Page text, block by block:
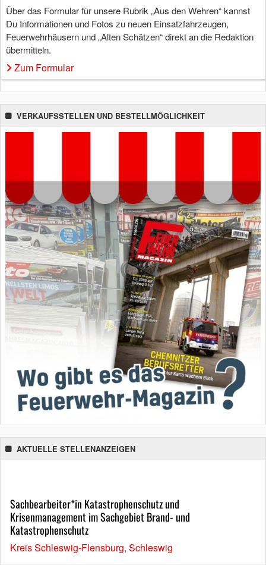
Über das Formular für unsere Rubrik „Aus den Wehren“ kannst
Du Informationen und Fotos zu neuen Einsatzfahrzeugen,
Feuerwehrhäusern und „Alten Schätzen“ direkt an die Redaktion
übermitteln.
Zum Formular
VERKAUFSSTELLEN UND BESTELLMÖGLICHKEIT
AKTUELLE STELLENANZEIGEN
Sachbearbeiter*in Katastrophenschutz und
Krisenmanagement im Sachgebiet Brand- und
Katastrophenschutz
Kreis Schleswig-Flensburg, Schleswig